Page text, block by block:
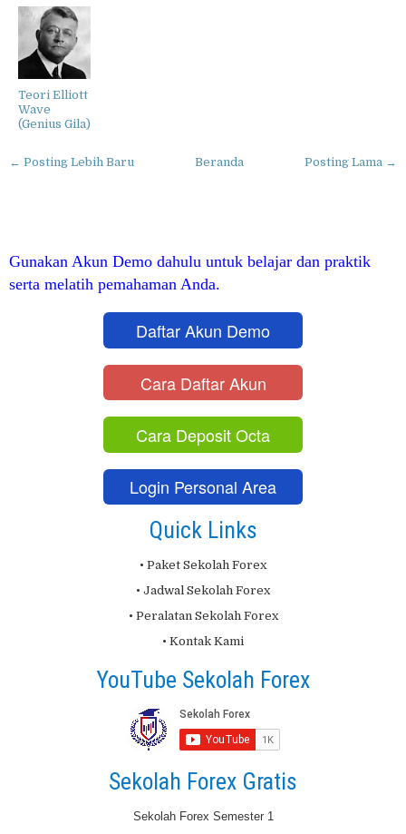
Teori Elliott
Wave
(Genius Gila)
← Posting Lebih Baru Posting Lama →
Beranda
Gunakan Akun Demo dahulu untuk belajar dan praktik
serta melatih pemahaman Anda.
Daftar Akun Demo
Cara Daftar Akun
Cara Deposit Octa
Login Personal Area
Quick Links
• Paket Sekolah Forex
• Jadwal Sekolah Forex
• Peralatan Sekolah Forex
• Kontak Kami
YouTube Sekolah Forex
Sekolah Forex Gratis
Sekolah Forex Semester 1